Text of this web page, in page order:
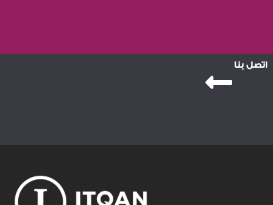
اتصل بنا